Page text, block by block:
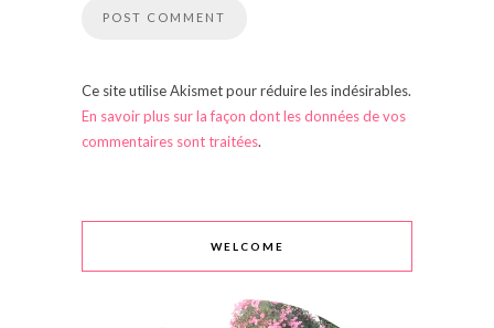
Ce site utilise Akismet pour réduire les indésirables.
En savoir plus sur la façon dont les données de vos
commentaires sont traitées.
WELCOME